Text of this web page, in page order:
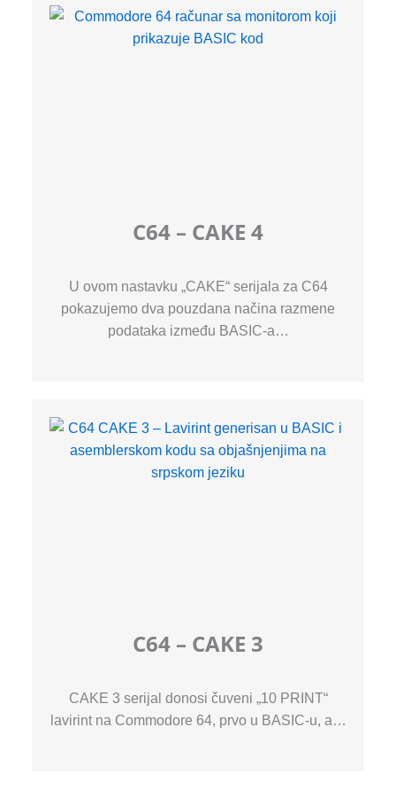
C64 – CAKE 4
U ovom nastavku „CAKE“ serijala za C64
pokazujemo dva pouzdana načina razmene
podataka između BASIC-a…
C64 – CAKE 3
CAKE 3 serijal donosi čuveni „10 PRINT“
lavirint na Commodore 64, prvo u BASIC-u, a…